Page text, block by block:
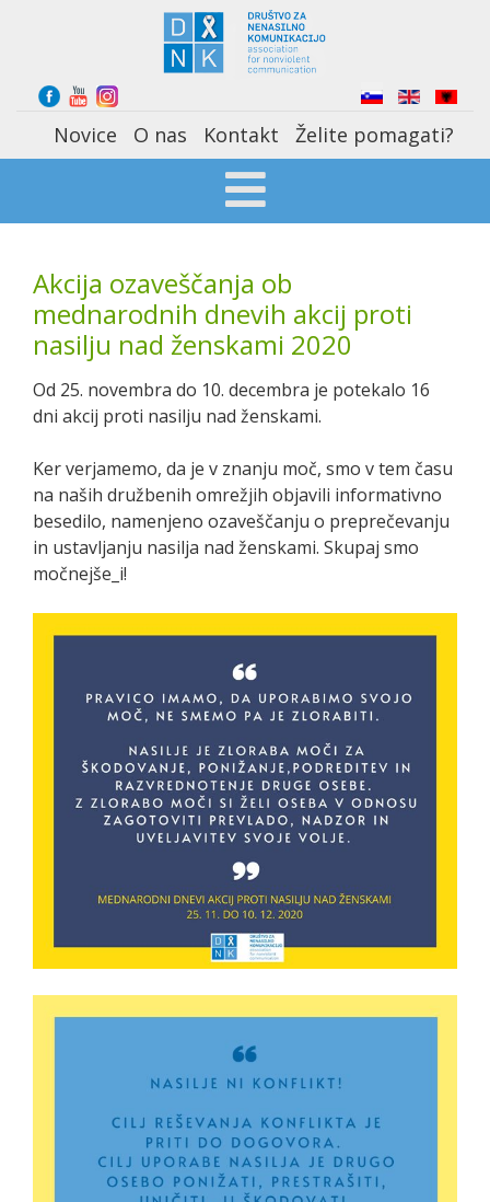
Select your language
Novice O nas Kontakt Želite pomagati?
Akcija ozaveščanja ob
mednarodnih dnevih akcij proti
nasilju nad ženskami 2020
Od 25. novembra do 10. decembra je potekalo 16
dni akcij proti nasilju nad ženskami.
Ker verjamemo, da je v znanju moč, smo v tem času
na naših družbenih omrežjih objavili informativno
besedilo, namenjeno ozaveščanju o preprečevanju
in ustavljanju nasilja nad ženskami. Skupaj smo
močnejše_i!